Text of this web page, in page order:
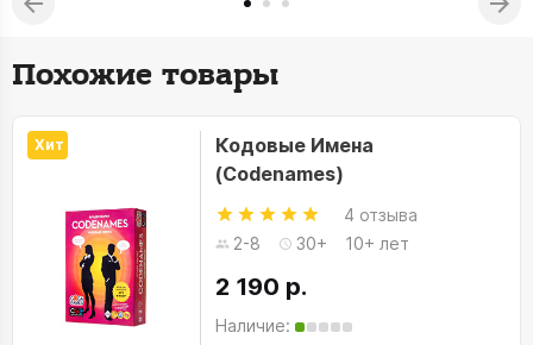
Похожие товары
Хит
Кодовые Имена
(Codenames)
4 отзыва
2-8
30+ 10+ лет
2 190 р.
Наличие: